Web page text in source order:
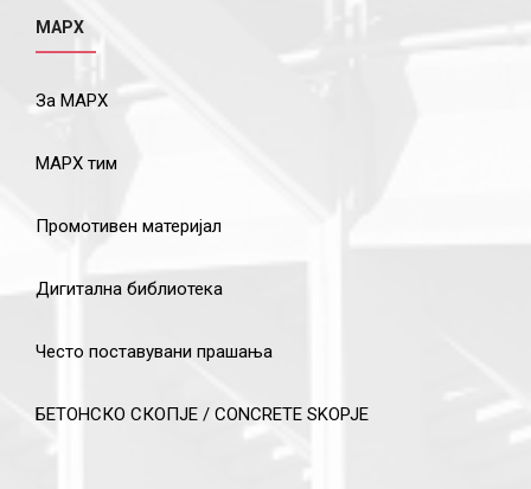
МАРХ
За МАРХ
МАРХ тим
Промотивен материјал
Дигитална библиотека
Често поставувани прашања
БЕТОНСКО СКОПЈЕ / CONCRETE SKOPJE